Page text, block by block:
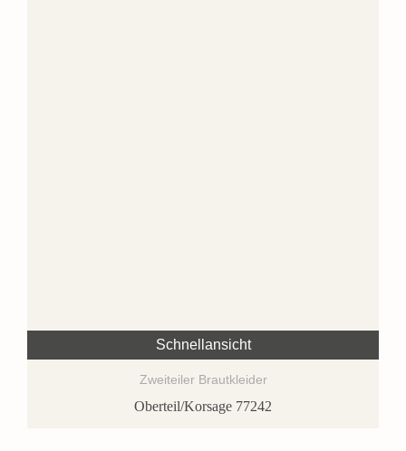
Schnellansicht
Zweiteiler Brautkleider
Oberteil/Korsage 77242